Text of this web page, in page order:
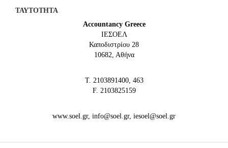
ΤΑΥΤΟΤΗΤΑ
Accountancy Greece
IEΣΟΕΛ
Καποδιστρίου 28
10682, Αθήνα
Τ. 2103891400, 463
F. 2103825159
www.soel.gr, info@soel.gr, iesoel@soel.gr